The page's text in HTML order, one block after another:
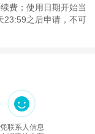
费；使用日期开始当
23:59之后申请，不可
凭联系人信息